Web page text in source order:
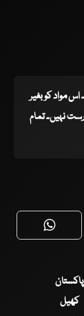
اس مواد کو بغیر
نہیں۔ تمام
پاکستان
کھیل